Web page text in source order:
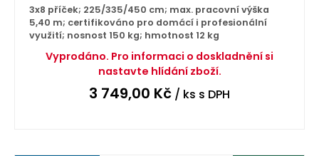
3x8 příček; 225/335/450 cm; max. pracovní výška
5,40 m; certifikováno pro domácí i profesionální
využití; nosnost 150 kg; hmotnost 12 kg
Vyprodáno. Pro informaci o doskladnění si
nastavte hlídání zboží.
3 749,00 Kč / ks s DPH